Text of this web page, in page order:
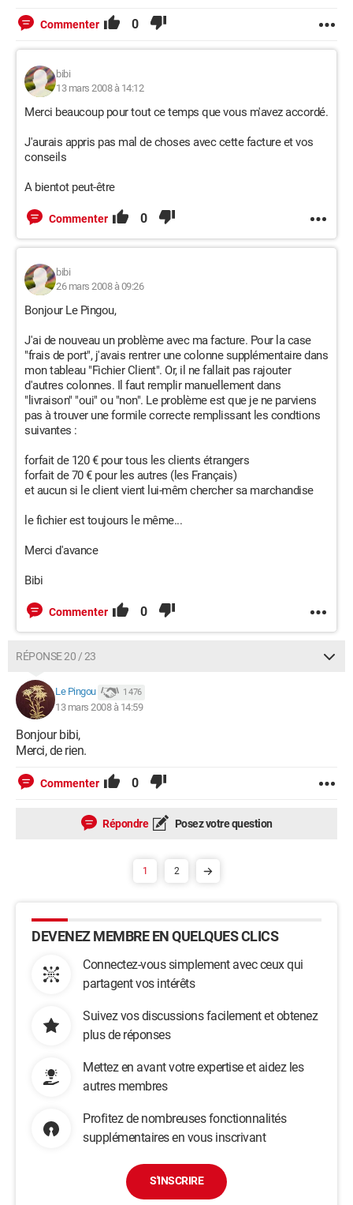
Commenter 0
bibi
13 mars 2008 à 14:12
Merci beaucoup pour tout ce temps que vous m'avez accordé.
J'aurais appris pas mal de choses avec cette facture et vos
conseils
A bientot peut-être
Commenter 0
bibi
26 mars 2008 à 09:26
Bonjour Le Pingou,
J'ai de nouveau un problème avec ma facture. Pour la case
"frais de port", j'avais rentrer une colonne supplémentaire dans
mon tableau "Fichier Client". Or, il ne fallait pas rajouter
d'autres colonnes. Il faut remplir manuellement dans
"livraison" "oui" ou "non". Le problème est que je ne parviens
pas à trouver une formile correcte remplissant les condtions
suivantes :
forfait de 120 € pour tous les clients étrangers
forfait de 70 € pour les autres (les Français)
et aucun si le client vient lui-mêm chercher sa marchandise
le fichier est toujours le même...
Merci d'avance
Bibi
Commenter 0
RÉPONSE 20 / 23
Le Pingou 1 476
13 mars 2008 à 14:59
Bonjour bibi,
Merci, de rien.
Commenter 0
Répondre Posez votre question
1 2
DEVENEZ MEMBRE EN QUELQUES CLICS
Connectez-vous simplement avec ceux qui
partagent vos intérêts
Suivez vos discussions facilement et obtenez
plus de réponses
Mettez en avant votre expertise et aidez les
autres membres
Profitez de nombreuses fonctionnalités
supplémentaires en vous inscrivant
S'INSCRIRE